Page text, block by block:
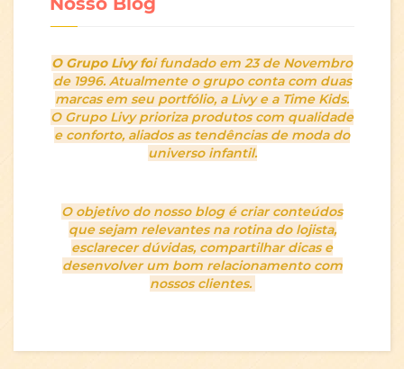
O Grupo Livy foi fundado em 23 de Novembro
de 1996. Atualmente o grupo conta com duas
marcas em seu portfólio, a Livy e a Time Kids.
O Grupo Livy prioriza produtos com qualidade
e conforto, aliados as tendências de moda do
universo infantil.
O objetivo do nosso blog é criar conteúdos
que sejam relevantes na rotina do lojista,
esclarecer dúvidas, compartilhar dicas e
desenvolver um bom relacionamento com
nossos clientes.